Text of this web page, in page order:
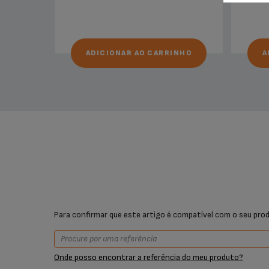
ADICIONAR AO CARRINHO
Para confirmar que este artigo é compatível com o seu
Onde posso encontrar a referência do meu produto?